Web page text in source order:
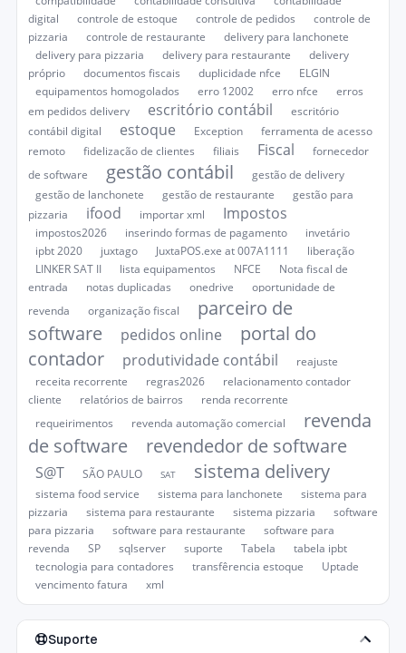
digital
controle de estoque controle de pedidos
controle de
pizzaria
controle de restaurante
delivery para lanchonete
delivery para pizzaria
delivery para restaurante
delivery
próprio
documentos fiscais duplicidade nfce
ELGIN
equipamentos homogolados
erro 12002 erro nfce
erros
em pedidos delivery
escritório contábil
escritório
contábil digital
estoque Exception
ferramenta de acesso
remoto
fidelização de clientes filiais Fiscal
fornecedor
de software
gestão contábil
gestão de delivery
gestão de lanchonete
gestão de restaurante
gestão para
pizzaria
ifood importar xml Impostos
impostos2026 inserindo formas de pagamento
invetário
ipbt 2020
juxtago JuxtaPOS.exe at 007A1111
liberação
LINKER SAT II
lista equipamentos NFCE
Nota fiscal de
entrada
notas duplicadas onedrive
oportunidade de
revenda
organização fiscal
parceiro de
software
pedidos online
portal do
contador
produtividade contábil
reajuste
receita recorrente
regras2026
relacionamento contador
cliente
relatórios de bairros
renda recorrente
requeirimentos
revenda automação comercial
revenda
de software
revendedor de software
S@T SÃO PAULO SAT sistema delivery
sistema food service sistema para lanchonete
sistema para
pizzaria
sistema para restaurante sistema pizzaria
software
para pizzaria
software para restaurante
software para
revenda
SP sqlserver suporte Tabela
tabela ipbt
tecnologia para contadores
transfêrencia estoque
Uptade
vencimento fatura
xml
Suporte